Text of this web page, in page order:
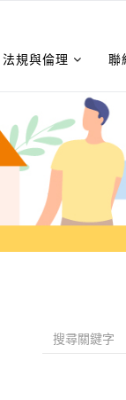
法規與倫理 聯